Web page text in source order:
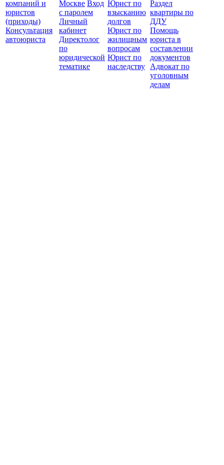
компаний и
юристов
(приходы)
Консультация
автоюриста
Москве Вход
с паролем
Личный
кабинет
Директолог
по
юридической
тематике
Юрист по
взысканию
долгов
Юрист по
жилищным
вопросам
Юрист по
наследству
Раздел
квартиры по
ДДУ
Помощь
юриста в
составлении
документов
Адвокат по
уголовным
делам